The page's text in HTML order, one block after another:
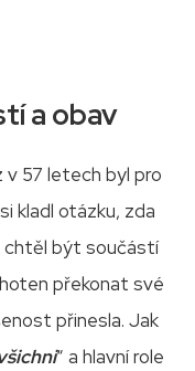
a obav
v 57 letech byl pro
kladl otázku, zda
chtěl být součástí
překonat své
přinesla. Jak
“ a hlavní role